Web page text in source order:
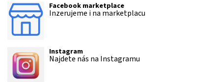
Facebook marketplace
Inzerujeme i na marketplacu
Instagram
Najdete nás na Instagramu